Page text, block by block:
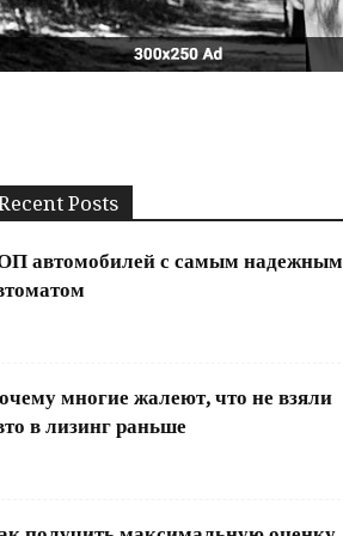
Posts
автомобилей с самым надежным
многие жалеют, что не взяли
в лизинг раньше